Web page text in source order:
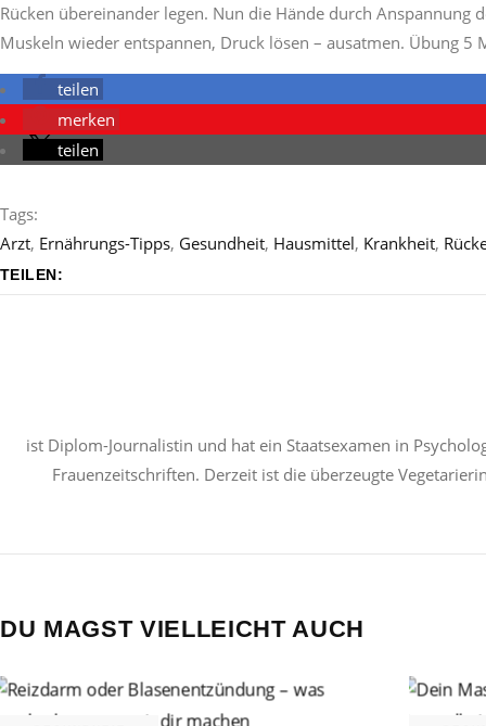
Rücken übereinander legen. Nun die Hände durch
Muskeln wieder entspannen, Druck lösen – ausatmen. Übung 5
teilen
merken
teilen
Tags:
Arzt, Ernährungs-Tipps, Gesundheit, Hausmittel, Krankheit,
TEILEN:
ist Diplom-Journalistin und hat ein Staatsexamen in
Frauenzeitschriften. Derzeit ist die überzeugte
DU MAGST VIELLEICHT AUCH